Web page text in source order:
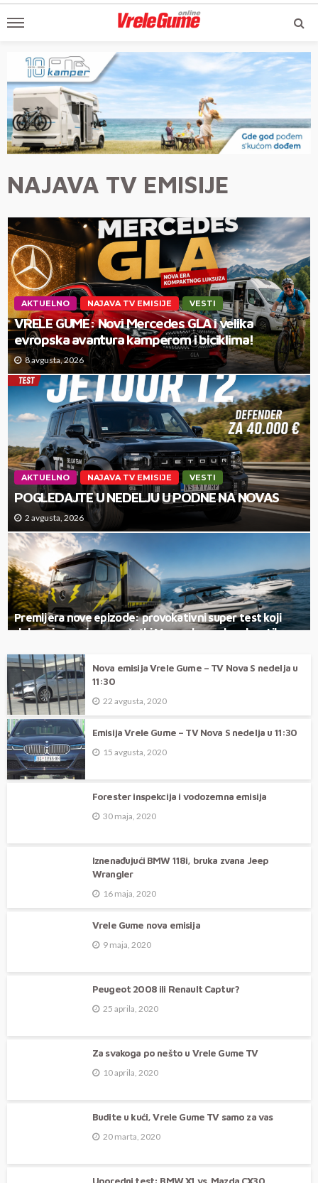
NAJAVA TV EMISIJE
AKTUELNO NAJAVA TV EMISIJE VESTI
VRELE GUME: Novi Mercedes GLA i velika
evropska avantura kamperom i biciklima!
8 avgusta, 2026
AKTUELNO NAJAVA TV EMISIJE VESTI
POGLEDAJTE U NEDELJU U PODNE NA NOVAS
2 avgusta, 2026
Premijera nove epizode: provokativni super test koji
dokazuje neminovno, češki Mercedes sedamdesetih,
Nova emisija Vrele Gume – TV Nova S nedelja u
11:30
22 avgusta, 2020
Emisija Vrele Gume – TV Nova S nedelja u 11:30
15 avgusta, 2020
Forester inspekcija i vodozemna emisija
30 maja, 2020
Iznenađujući BMW 118i, bruka zvana Jeep
Wrangler
16 maja, 2020
Vrele Gume nova emisija
9 maja, 2020
Peugeot 2008 ili Renault Captur?
25 aprila, 2020
Za svakoga po nešto u Vrele Gume TV
10 aprila, 2020
Budite u kući, Vrele Gume TV samo za vas
20 marta, 2020